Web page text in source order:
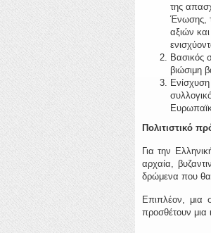
της
Ένωσης,
αξιών
Βασικός
βιώσιμη
Πολιτιστικό
Για την
αρχαία,
δρώμενα που θα
Επιπλέον, μια
προσθέτουν μια